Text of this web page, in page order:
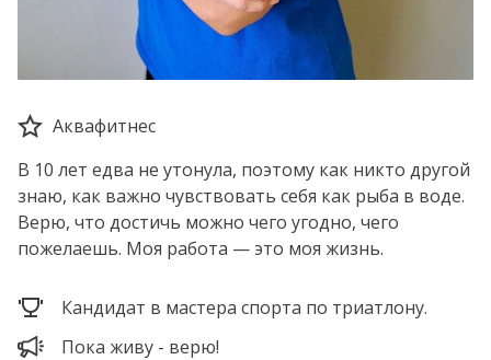
Аквафитнес
В 10 лет едва не утонула, поэтому как никто другой
знаю, как важно чувствовать себя как рыба в воде.
Верю, что достичь можно чего угодно, чего
пожелаешь. Моя работа — это моя жизнь.
Кандидат в мастера спорта по триатлону.
Пока живу - верю!